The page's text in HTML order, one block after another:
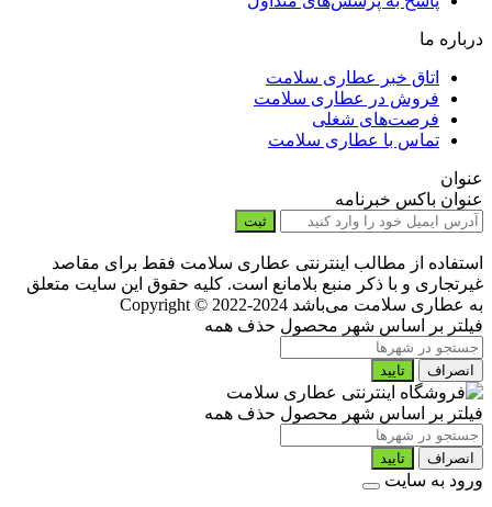
درباره ما
اتاق خبر عطاری سلامت
فروش در عطاری سلامت
فرصت‌های شغلی
تماس با عطاری سلامت
عنوان
عنوان باکس خبرنامه
ثبت
استفاده از مطالب اینترنتی عطاری سلامت فقط برای مقاصد
غیرتجاری و با ذکر منبع بلامانع است. کلیه حقوق این سایت متعلق
به عطاری سلامت می‌باشد Copyright © 2022-2024
فیلتر بر اساس شهر محصول حذف همه
انصراف تایید
فیلتر بر اساس شهر محصول حذف همه
انصراف تایید
ورود به سایت